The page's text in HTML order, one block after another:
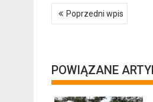
Nawigacja
wpisu
Poprzedni wpis
POWIĄZANE